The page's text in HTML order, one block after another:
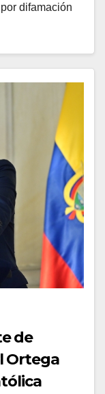
difamación
de
Ortega